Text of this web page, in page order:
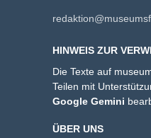
HINWEIS ZUR
Die Texte auf
Teilen mit
Google Gemini
ÜBER UNS